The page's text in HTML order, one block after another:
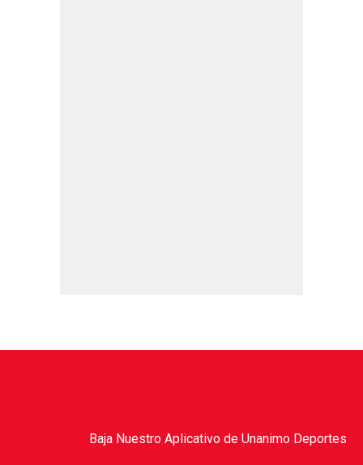
Baja Nuestro Aplicativo de Unanimo Deportes